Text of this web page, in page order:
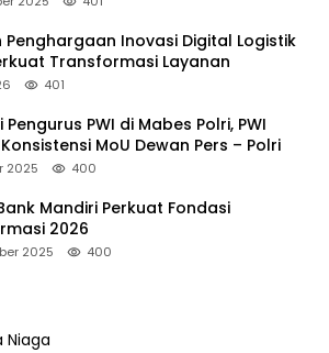
Penghargaan Inovasi Digital Logistik
Transformasi Layanan
401
Pengurus PWI di Mabes Polri, PWI
MoU Dewan Pers – Polri
2025 400
Bank Mandiri Perkuat Fondasi
2026
2025 400
Niaga